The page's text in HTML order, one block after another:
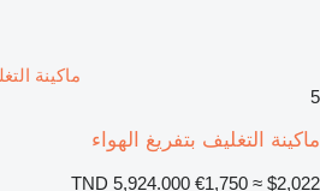
ماكينة
5
ماكينة التغليف بتفريغ الهواء
TND 5,924.000 €1,750 ≈ $2,022